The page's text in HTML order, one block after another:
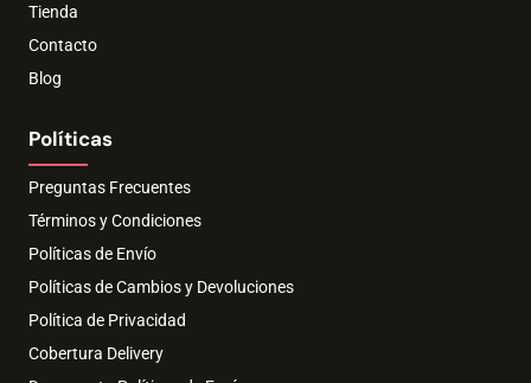
Tienda
Contacto
Blog
Políticas
Preguntas Frecuentes
Términos y Condiciones
Políticas de Envío
Políticas de Cambios y Devoluciones
Política de Privacidad
Cobertura Delivery